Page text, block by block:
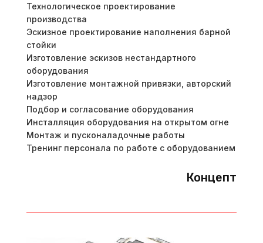
Технологическое проектирование
производства
Эскизное проектирование наполнения барной
стойки
Изготовление эскизов нестандартного
оборудования
Изготовление монтажной привязки, авторский
надзор
Подбор и согласование оборудования
Инсталляция оборудования на открытом огне
Монтаж и пусконаладочные работы
Тренинг персонала по работе с оборудованием
Концепт